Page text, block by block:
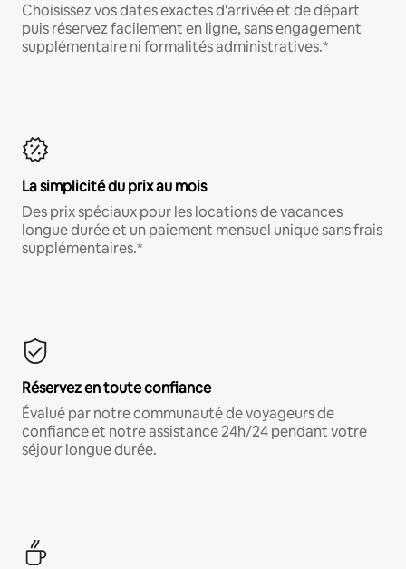
Choisissez vos dates exactes d'arrivée et de départ
puis réservez facilement en ligne, sans engagement
supplémentaire ni formalités administratives.*
La simplicité du prix au mois
Des prix spéciaux pour les locations de vacances
longue durée et un paiement mensuel unique sans frais
supplémentaires.*
Réservez en toute confiance
Évalué par notre communauté de voyageurs de
confiance et notre assistance 24h/24 pendant votre
séjour longue durée.